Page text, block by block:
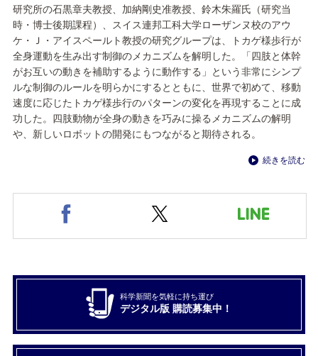
研究所の石黒章夫教授、加納剛史准教授、鈴木朱羅氏（研究当
時・博士後期課程）、スイス連邦工科大学ローザンヌ校のアウ
ケ・Ｊ・アイスペールト教授の研究グループは、トカゲ様歩行が
全身運動を生み出す制御のメカニズムを解明した。「四肢と体幹
がお互いの動きを補助するように動作する」という非常にシンプ
ルな制御のルールを明らかにするとともに、世界で初めて、移動
速度に応じたトカゲ様歩行のパターンの変化を再現することに成
功した。四肢動物が全身の動きを巧みに操るメカニズムの解明
や、新しいロボットの開発にもつながると期待される。
続きを読む
科学新聞を気軽に持ち運び
デジタル版 購読募集中！